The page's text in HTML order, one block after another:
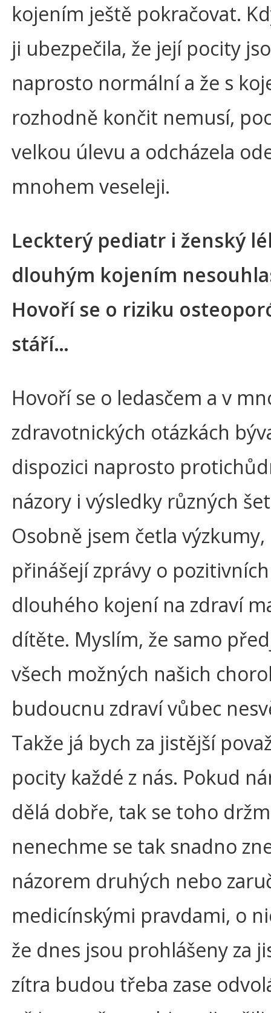
kojením ještě pokračovat.
ji ubezpečila, že její pocity
naprosto normální a že s
rozhodně končit nemusí,
velkou úlevu a odcházela
mnohem veseleji.
Leckterý pediatr i ženský
dlouhým kojením
Hovoří se o riziku
stáří…
Hovoří se o ledasčem a v
zdravotnických otázkách
dispozici naprosto
názory i výsledky různých
Osobně jsem četla
přinášejí zprávy o
dlouhého kojení na zdraví
dítěte. Myslím, že samo
všech možných našich
budoucnu zdraví vůbec
Takže já bych za jistější
pocity každé z nás. Pokud
dělá dobře, tak se toho
nenechme se tak snadno
názorem druhých nebo
medicínskými pravdami, o
že dnes jsou prohlášeny za
zítra budou třeba zase